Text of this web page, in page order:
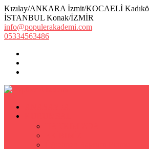
Kızılay/ANKARA İzmit/KOCAELİ
İSTANBUL Konak/İZMİR
info@populerakademi.com
05334563486